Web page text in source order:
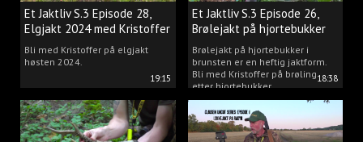
19:15
Et Jaktliv S.3 Episode 28,
Elgjakt 2024 med Kristoffer
Clausen
Bli med Kristoffer på elgjakt
høsten 2024.
18:38
Et Jaktliv S.3 Episode 26,
Brølejakt på hjortebukker
med Kristoffer Clausen
Brølejakt på hjortebukker i
brunsten er en heftig jaktform.
Bli med Kristoffer på brøling
etter hjortebukker.